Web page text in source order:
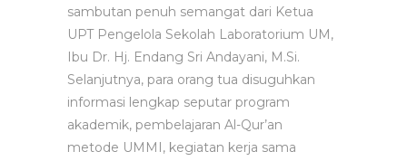
sambutan penuh semangat dari Ketua
UPT Pengelola Sekolah Laboratorium UM,
Ibu Dr. Hj. Endang Sri Andayani, M.Si.
Selanjutnya, para orang tua disuguhkan
informasi lengkap seputar program
akademik, pembelajaran Al-Qur’an
metode UMMI, kegiatan kerja sama